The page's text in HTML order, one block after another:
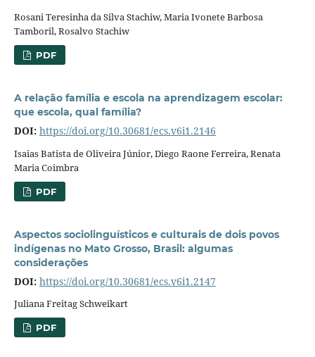
Rosani Teresinha da Silva Stachiw, Maria Ivonete Barbosa
Tamboril, Rosalvo Stachiw
PDF
A relação família e escola na aprendizagem escolar:
que escola, qual família?
DOI: https://doi.org/10.30681/ecs.v6i1.2146
Isaias Batista de Oliveira Júnior, Diego Raone Ferreira, Renata
Maria Coimbra
PDF
Aspectos sociolinguísticos e culturais de dois povos
indígenas no Mato Grosso, Brasil: algumas
considerações
DOI: https://doi.org/10.30681/ecs.v6i1.2147
Juliana Freitag Schweikart
PDF